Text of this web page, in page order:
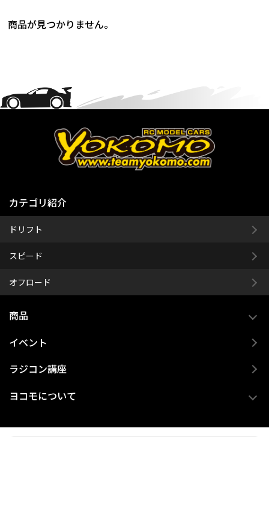
商品が見つかりません。
カテゴリ紹介
ドリフト
スピード
オフロード
商品
イベント
ラジコン講座
ヨコモについて